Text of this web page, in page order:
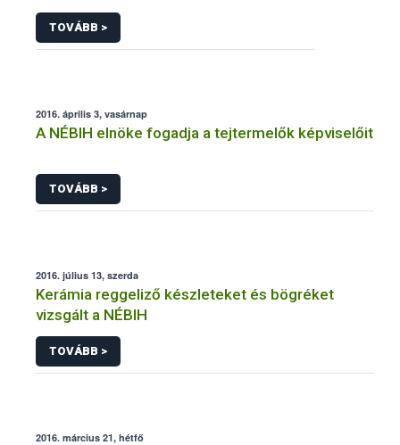
TOVÁBB >
2016. április 3, vasárnap
A NÉBIH elnöke fogadja a tejtermelők képviselőit
TOVÁBB >
2016. július 13, szerda
Kerámia reggeliző készleteket és bögréket
vizsgált a NÉBIH
TOVÁBB >
2016. március 21, hétfő